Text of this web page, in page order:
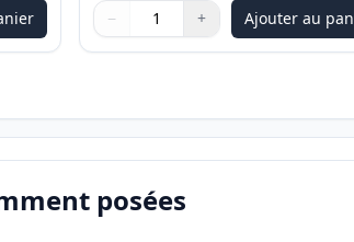
Quantité
Utilisez les boutons pour ajuster
− +
Quantité Ajouter au
posées